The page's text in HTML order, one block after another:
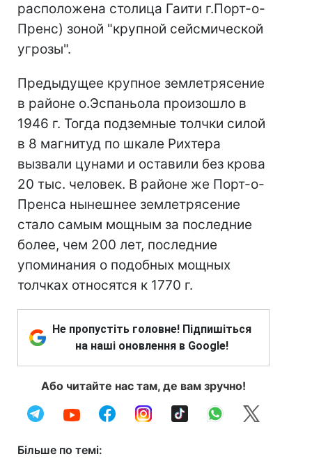
расположена столица Гаити г.Порт-о-
Пренс) зоной "крупной сейсмической
угрозы".
Предыдущее крупное землетрясение
в районе о.Эспаньола произошло в
1946 г. Тогда подземные толчки силой
в 8 магнитуд по шкале Рихтера
вызвали цунами и оставили без крова
20 тыс. человек. В районе же Порт-о-
Пренса нынешнее землетрясение
стало самым мощным за последние
более, чем 200 лет, последние
упоминания о подобных мощных
толчках относятся к 1770 г.
Не пропустіть головне! Підпишіться
на наші оновлення в Google!
Або читайте нас там, де вам зручно!
Більше по темі: